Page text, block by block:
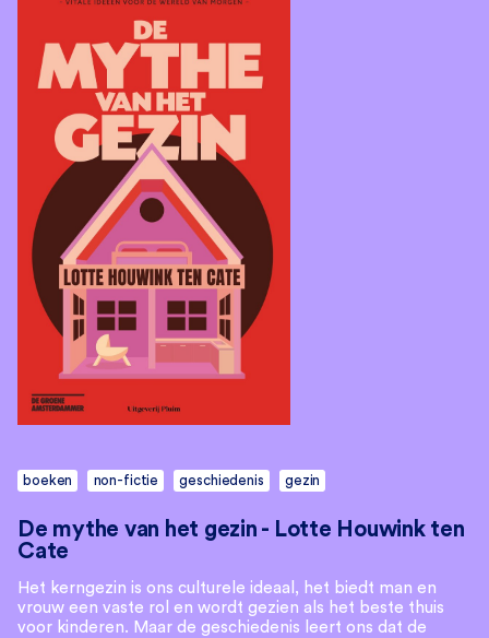
boeken non-fictie geschiedenis gezin
De mythe van het gezin - Lotte Houwink ten
Cate
Het kerngezin is ons culturele ideaal, het biedt man en
vrouw een vaste rol en wordt gezien als het beste thuis
voor kinderen. Maar de geschiedenis leert ons dat de